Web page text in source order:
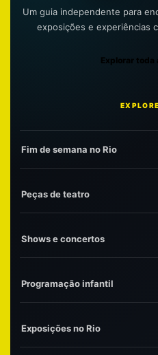
Um guia independente para
exposições e experiências
Explorar toda
Fim de semana no Rio
Peças de teatro
Shows e concertos
Programação infantil
Exposições no Rio